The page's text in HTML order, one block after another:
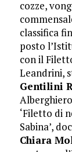
cozze,
classifica
posto
con il
Leandrini,
Gentilini
‘Filetto di
Sabina’,
Chiara